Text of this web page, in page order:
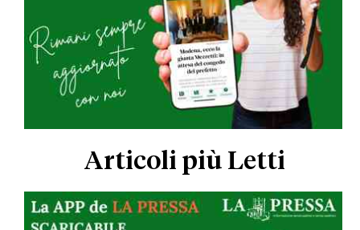
Articoli più Letti